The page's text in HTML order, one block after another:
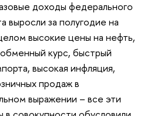
доходы федерального
выросли за полугодие на
высокие цены на нефть,
курс, быстрый
высокая инфляция,
продаж в
выражении – все эти